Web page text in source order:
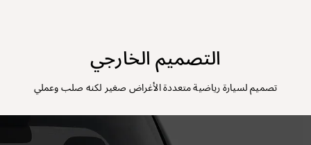
التصميم الخارجي
تصميم لسيارة رياضية متعددة الأغراض صغير لكنه صلب وعملي